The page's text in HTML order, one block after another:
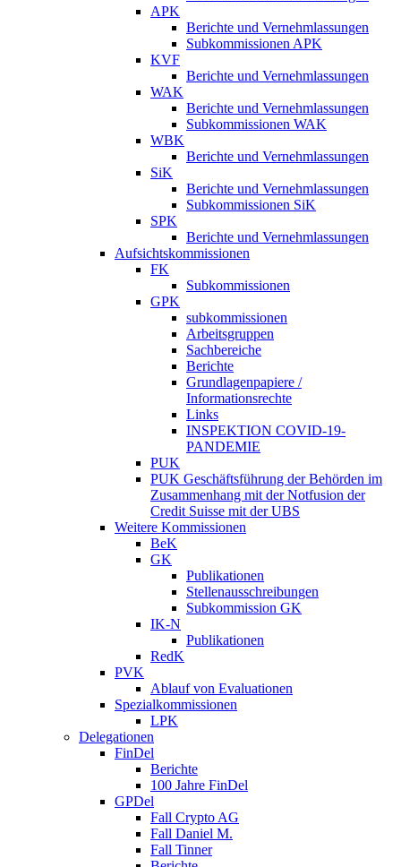
APK
Berichte und Vernehmlassungen
Subkommissionen APK
KVF
Berichte und Vernehmlassungen
WAK
Berichte und Vernehmlassungen
Subkommissionen WAK
WBK
Berichte und Vernehmlassungen
SiK
Berichte und Vernehmlassungen
Subkommissionen SiK
SPK
Berichte und Vernehmlassungen
Aufsichtskommissionen
FK
Subkommissionen
GPK
subkommissionen
Arbeitsgruppen
Sachbereiche
Berichte
Grundlagenpapiere /
Informationsrechte
Links
INSPEKTION COVID-19-
PANDEMIE
PUK
PUK Geschäftsführung der Behörden im
Zusammenhang mit der Notfusion der
Credit Suisse mit der UBS
Weitere Kommissionen
BeK
GK
Publikationen
Stellenausschreibungen
Subkommission GK
IK-N
Publikationen
RedK
PVK
Ablauf von Evaluationen
Spezialkommissionen
LPK
Delegationen
FinDel
Berichte
100 Jahre FinDel
GPDel
Fall Crypto AG
Fall Daniel M.
Fall Tinner